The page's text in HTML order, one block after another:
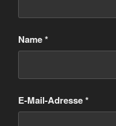
Name*
E-Mail-Adresse*